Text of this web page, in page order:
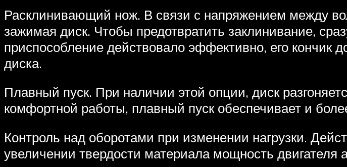
Расклинивающий нож. В связи с напряжением между
зажимая диск. Чтобы предотвратить заклинивание,
приспособление действовало эффективно, его
диска.
Плавный пуск. При наличии этой опции, диск
комфортной работы, плавный пуск обеспечивает и
Контроль над оборотами при изменении нагрузки.
увеличении твердости материала мощность двигателя